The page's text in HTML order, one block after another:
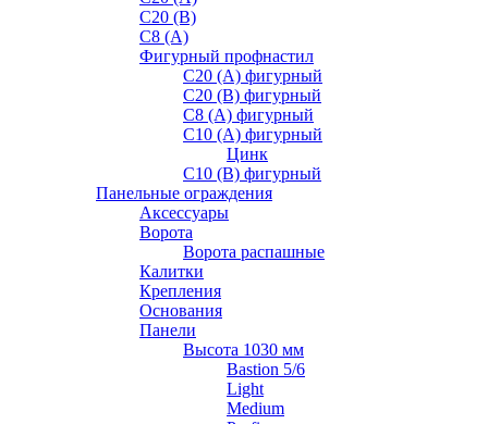
С20 (В)
С8 (A)
Фигурный профнастил
С20 (A) фигурный
С20 (В) фигурный
С8 (A) фигурный
С10 (A) фигурный
Цинк
С10 (В) фигурный
Панельные ограждения
Аксессуары
Ворота
Ворота распашные
Калитки
Крепления
Основания
Панели
Высота 1030 мм
Bastion 5/6
Light
Medium